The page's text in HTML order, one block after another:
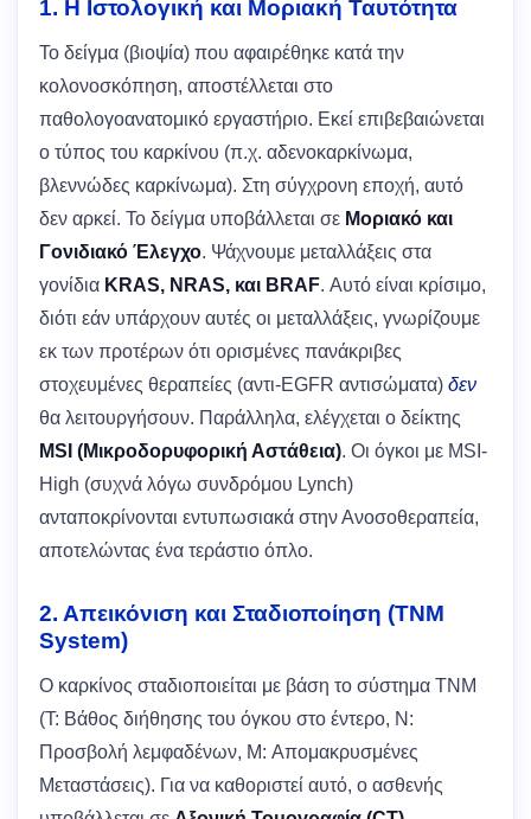
1. Η Ιστολογική και Μοριακή Ταυτότητα
Το δείγμα (βιοψία) που αφαιρέθηκε κατά την
κολονοσκόπηση, αποστέλλεται στο
παθολογοανατομικό εργαστήριο. Εκεί επιβεβαιώνεται
ο τύπος του καρκίνου (π.χ. αδενοκαρκίνωμα,
βλεννώδες καρκίνωμα). Στη σύγχρονη εποχή, αυτό
δεν αρκεί. Το δείγμα υποβάλλεται σε Μοριακό και
Γονιδιακό Έλεγχο. Ψάχνουμε μεταλλάξεις στα
γονίδια KRAS, NRAS, και BRAF. Αυτό είναι κρίσιμο,
διότι εάν υπάρχουν αυτές οι μεταλλάξεις, γνωρίζουμε
εκ των προτέρων ότι ορισμένες πανάκριβες
στοχευμένες θεραπείες (αντι-EGFR αντισώματα) δεν
θα λειτουργήσουν. Παράλληλα, ελέγχεται ο δείκτης
MSI (Μικροδορυφορική Αστάθεια). Οι όγκοι με MSI-
High (συχνά λόγω συνδρόμου Lynch)
ανταποκρίνονται εντυπωσιακά στην Ανοσοθεραπεία,
αποτελώντας ένα τεράστιο όπλο.
2. Απεικόνιση και Σταδιοποίηση (TNM
System)
Ο καρκίνος σταδιοποιείται με βάση το σύστημα TNM
(T: Βάθος διήθησης του όγκου στο έντερο, N:
Προσβολή λεμφαδένων, M: Απομακρυσμένες
Μεταστάσεις). Για να καθοριστεί αυτό, ο ασθενής